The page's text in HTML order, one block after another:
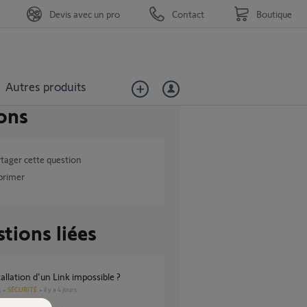
Autres produits
Devis avec un pro Contact Boutique
cette question
liées
d'un Link impossible ?
SÉCURITÉ il y a 4 jours